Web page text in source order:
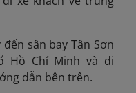
sân bay Tân Sơn
Hồ Chí Minh và di
dẫn bên trên.